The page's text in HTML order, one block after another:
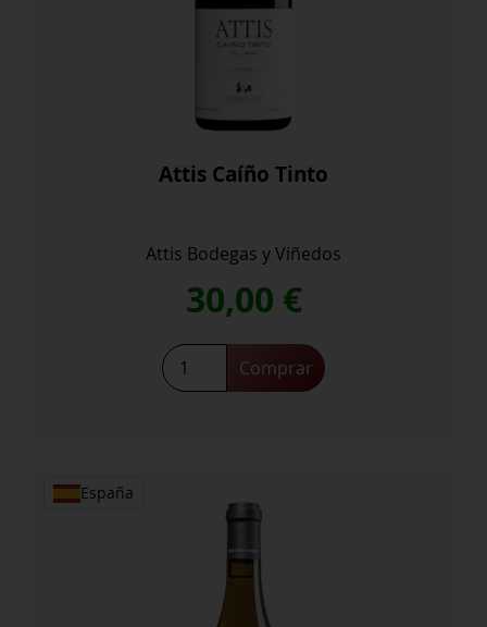
Attis Caíño Tinto
Attis Bodegas y Viñedos
30,00 €
Comprar
España